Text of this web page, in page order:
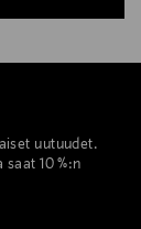
uutuudet.
10 %:n